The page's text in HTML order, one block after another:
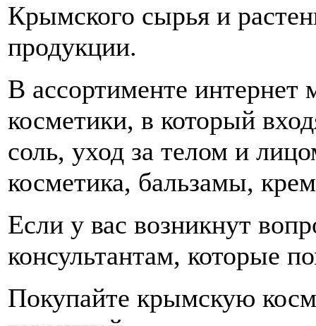
Крымского сырья и
продукции.
В ассортименте
косметики, в который
соль, уход за телом и
косметика, бальзамы,
Если у вас возникнут
консультантам, которые
Покупайте крымскую